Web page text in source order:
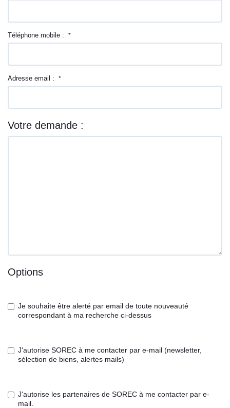
Téléphone mobile : *
Adresse email : *
Votre demande :
Options
Je souhaite être alerté par email de toute nouveauté
correspondant à ma recherche ci-dessus
J'autorise SOREC à me contacter par e-mail (newsletter,
sélection de biens, alertes mails)
J'autorise les partenaires de SOREC à me contacter par e-
mail.